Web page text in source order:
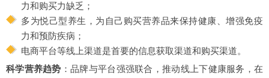
力和购买力缺乏；
多为悦己型养生，为自己购买营养品来保持健康、增强免疫
力和预防疾病；
电商平台等线上渠道是首要的信息获取渠道和购买渠道。
科学营养趋势 ：品牌与平台强强联合，推动线上下健康服务，在